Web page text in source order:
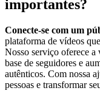
importantes?
Conecte-se com um
plataforma de vídeos
Nosso serviço oferece a
base de seguidores e
autênticos. Com nossa
pessoas e transformar